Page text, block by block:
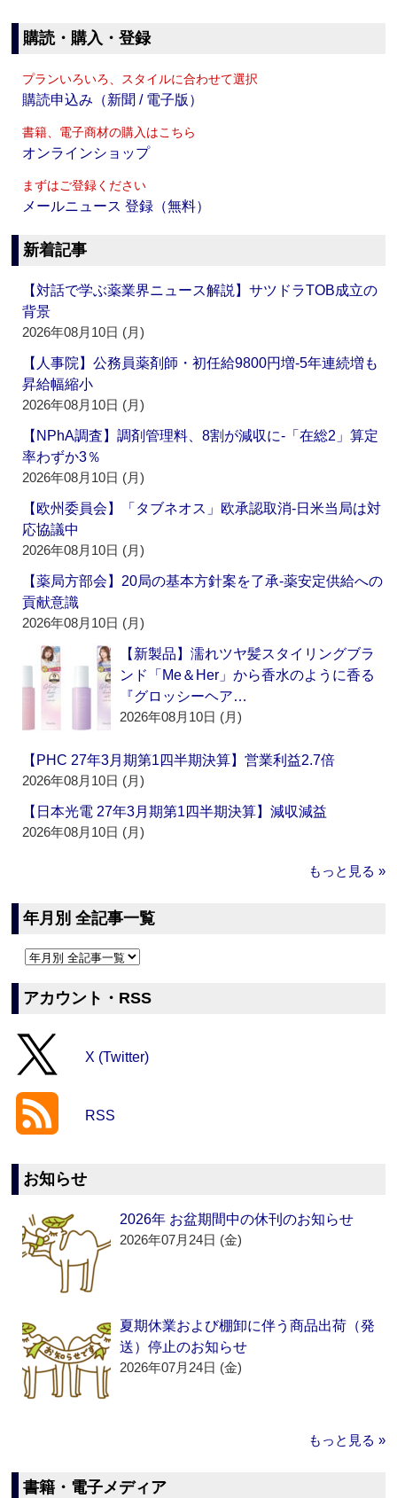
購読・購入・登録
プランいろいろ、スタイルに合わせて選択
購読申込み（新聞 / 電子版）
書籍、電子商材の購入はこちら
オンラインショップ
まずはご登録ください
メールニュース 登録（無料）
新着記事
【対話で学ぶ薬業界ニュース解説】サツドラTOB成立の
背景
2026年08月10日 (月)
【人事院】公務員薬剤師・初任給9800円増‐5年連続増も
昇給幅縮小
2026年08月10日 (月)
【NPhA調査】調剤管理料、8割が減収に‐「在総2」算定
率わずか3％
2026年08月10日 (月)
【欧州委員会】「タブネオス」欧承認取消‐日米当局は対
応協議中
2026年08月10日 (月)
【薬局方部会】20局の基本方針案を了承‐薬安定供給への
貢献意識
2026年08月10日 (月)
【新製品】濡れツヤ髪スタイリングブラ
ンド「Me＆Her」から香水のように香る
『グロッシーヘア…
2026年08月10日 (月)
【PHC 27年3月期第1四半期決算】営業利益2.7倍
2026年08月10日 (月)
【日本光電 27年3月期第1四半期決算】減収減益
2026年08月10日 (月)
もっと見る »
年月別 全記事一覧
アカウント・RSS
X (Twitter)
RSS
お知らせ
2026年 お盆期間中の休刊のお知らせ
2026年07月24日 (金)
夏期休業および棚卸に伴う商品出荷（発
送）停止のお知らせ
2026年07月24日 (金)
もっと見る »
書籍・電子メディア